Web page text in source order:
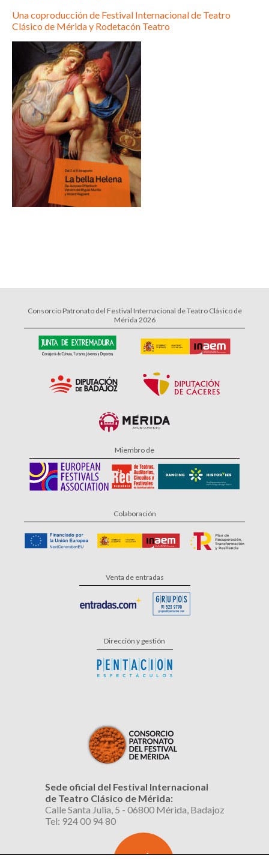
Una coproducción de Festival Internacional de Teatro
Clásico de Mérida y Rodetacón Teatro
Consorcio Patronato del Festival Internacional de Teatro Clásico de
Mérida 2026
Miembro de
Colaboración
Venta de entradas
Dirección y gestión
Sede oficial del Festival Internacional
de Teatro Clásico de Mérida:
Calle Santa Julia, 5 - 06800 Mérida, Badajoz
Tel: 924 00 94 80